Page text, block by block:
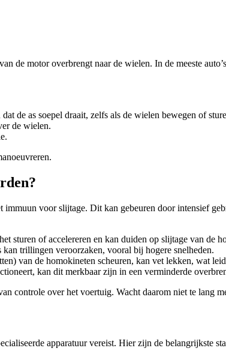
de motor overbrengt naar de wielen. In de meeste
de as soepel draait, zelfs als de wielen bewegen of
de wielen.
voor slijtage. Dit kan gebeuren door intensief
sturen of accelereren en kan duiden op slijtage van de
trillingen veroorzaken, vooral bij hogere snelheden.
van de homokineten scheuren, kan vet lekken, wat
kan dit merkbaar zijn in een verminderde
controle over het voertuig. Wacht daarom niet te lang
apparatuur vereist. Hier zijn de belangrijkste